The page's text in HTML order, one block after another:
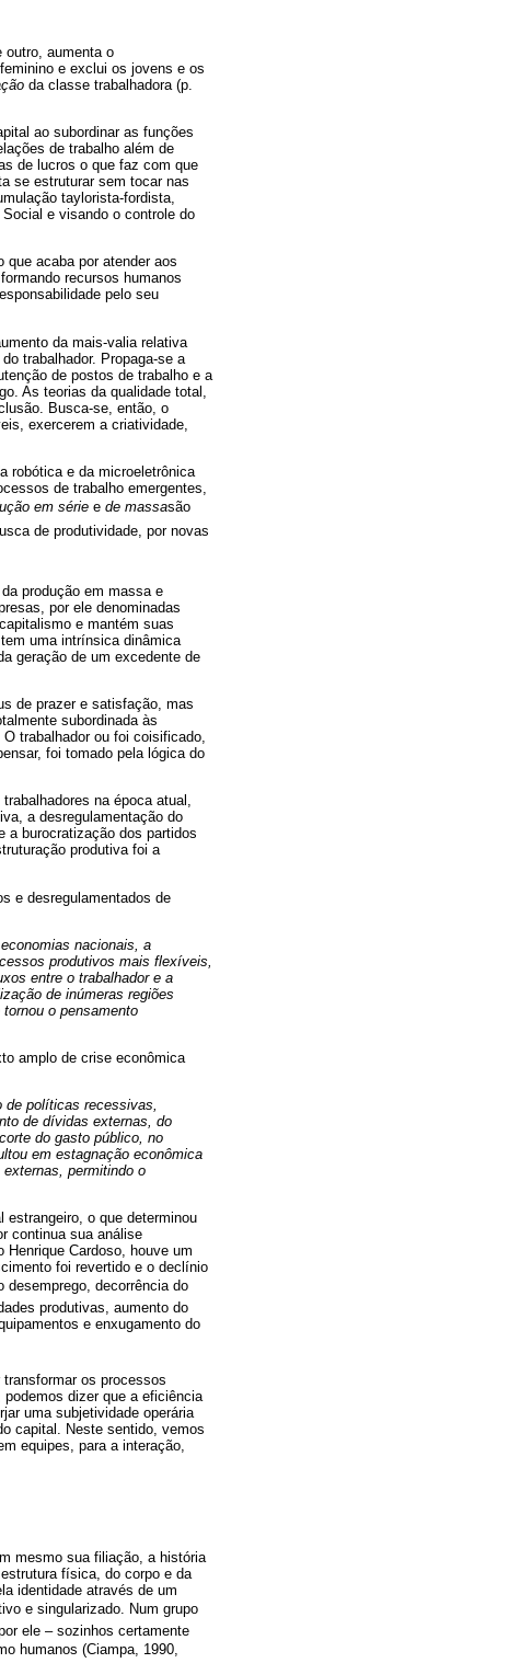
outro, aumenta o
e exclui os jovens e os
da classe trabalhadora (p.
ao subordinar as funções
de trabalho além de
de lucros o que faz com que
se estruturar sem tocar nas
taylorista-fordista,
e visando o controle do
acaba por atender aos
recursos humanos
pelo seu
da mais-valia relativa
trabalhador. Propaga-se a
de postos de trabalho e a
As teorias da qualidade total,
Busca-se, então, o
exercerem a criatividade,
robótica e da microeletrônica
de trabalho emergentes,
em série e de massasão
de produtividade, por novas
produção em massa e
por ele denominadas
e mantém suas
uma intrínsica dinâmica
geração de um excedente de
de prazer e satisfação, mas
subordinada às
trabalhador ou foi coisificado,
foi tomado pela lógica do
na época atual,
a desregulamentação do
a burocratização dos partidos
produtiva foi a
e desregulamentados de
nacionais, a
produtivos mais flexíveis,
entre o trabalhador e a
de inúmeras regiões
o pensamento
amplo de crise econômica
de políticas recessivas,
de dívidas externas, do
do gasto público, no
em estagnação econômica
permitindo o
o que determinou
continua sua análise
Cardoso, houve um
foi revertido e o declínio
desemprego, decorrência do
produtivas, aumento do
e enxugamento do
os processos
dizer que a eficiência
uma subjetividade operária
capital. Neste sentido, vemos
equipes, para a interação,
mesmo sua filiação, a história
física, do corpo e da
identidade através de um
e singularizado. Num grupo
ele – sozinhos certamente
humanos (Ciampa, 1990,